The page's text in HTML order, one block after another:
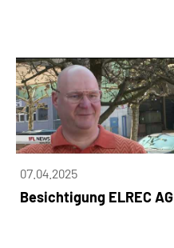
07.04.2025
Besichtigung ELREC AG